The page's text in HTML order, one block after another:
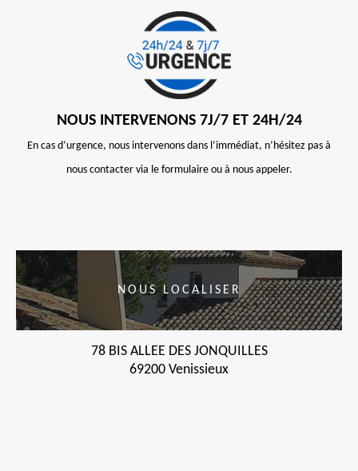
NOUS INTERVENONS 7J/7 ET 24H/24
En cas d’urgence, nous intervenons dans l’immédiat, n’hésitez pas à
nous contacter via le formulaire ou à nous appeler.
NOUS LOCALISER
78 BIS ALLEE DES JONQUILLES
69200 Venissieux